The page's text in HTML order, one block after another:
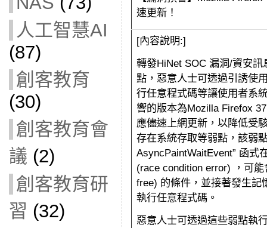
人工智慧AI
(87)
創客教育
(30)
創客教育會
議 (2)
創客教育研
習 (32)
速更新！
[內容說明:]
轉發HiNet SOC 漏洞/資安
點， 惡意人士可透過引誘使
行任意程式碼等讓使用者系
響的版本為Mozilla Firefox
應儘速上網更新，以降低受
存在系統存取等弱點，該弱
AsyncPaintWaitEvent” 函式
(race condition error) ，可
free) 的條件，並接著發生記
執行任意程式碼。
惡意人士可透過這些弱點執